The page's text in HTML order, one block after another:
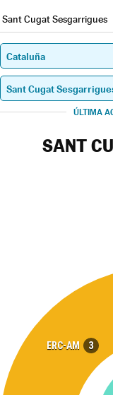
Sant Cugat Sesgarrigues
ÚLTIMA
SANT
ERC-AM 3